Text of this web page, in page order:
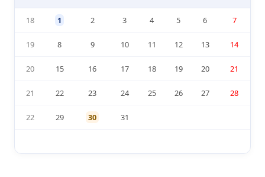
18 1 2 3 4 5 6 7
19 8 9 10 11 12 13 14
20 15 16 17 18 19 20 21
21 22 23 24 25 26 27 28
22 29 30 31